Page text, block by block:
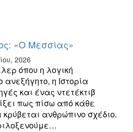
«Ο Μεσσίας»
2026
όπου η λογική
η Ιστορία
και ένας ντετέκτιβ
πως πίσω από κάθε
ανθρώπινο σχέδιο.